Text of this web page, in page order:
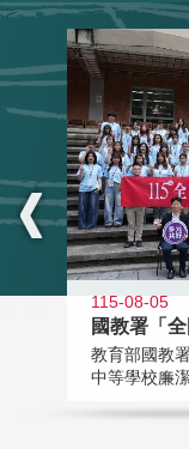
:::
115-08-05
國教署「
教育部國教
中等學校廉潔